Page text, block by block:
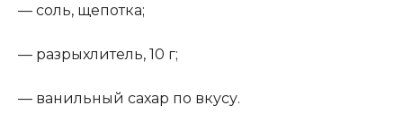
— соль, щепотка;
— разрыхлитель, 10 г;
— ванильный сахар по вкусу.